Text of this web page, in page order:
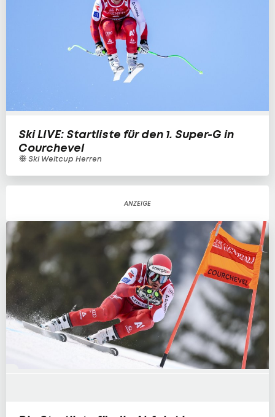
Ski LIVE: Startliste für den 1. Super-G in
Courchevel
Ski Weltcup Herren